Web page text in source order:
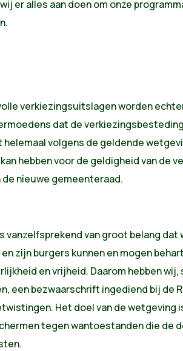
er alles aan doen om onze
verkiezingsuitslagen worden
dat de
helemaal volgens de geldende
hebben voor de geldigheid van de
nieuwe gemeenteraad.
vanzelfsprekend van groot belang dat
zijn burgers kunnen en mogen
en vrijheid. Daarom hebben wij,
een bezwaarschrift ingediend bij de
Het doel van de wetgeving
tegen wantoestanden die de